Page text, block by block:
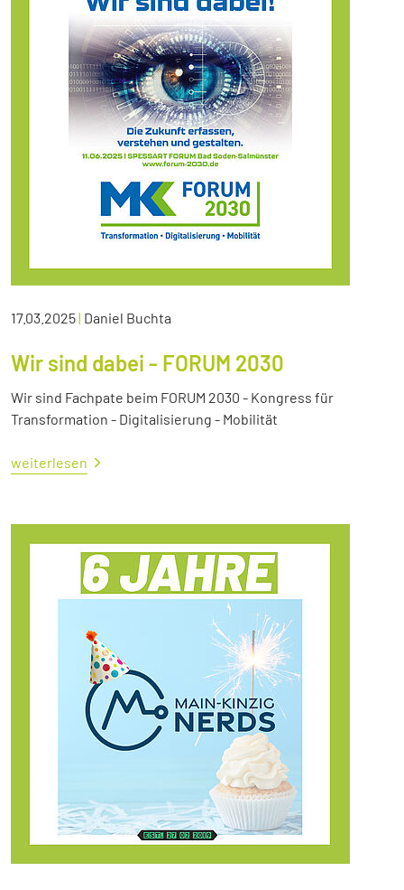
17.03.2025| Daniel Buchta
Wir sind dabei - FORUM 2030
Wir sind Fachpate beim FORUM 2030 - Kongress für
Transformation - Digitalisierung - Mobilität
weiterlesen